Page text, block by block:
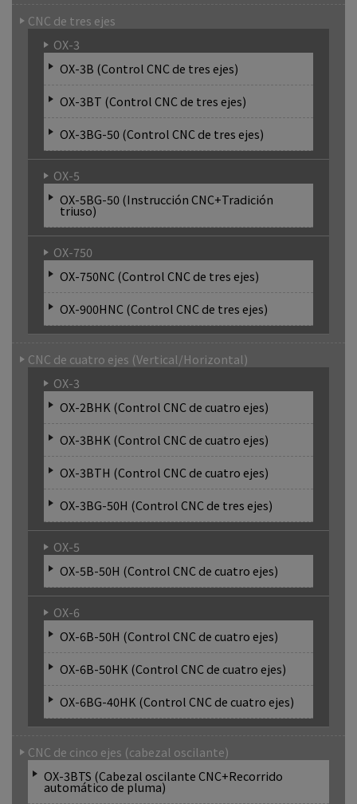
CNC de tres ejes
OX-3
OX-3B (Control CNC de tres ejes)
OX-3BT (Control CNC de tres ejes)
OX-3BG-50 (Control CNC de tres ejes)
OX-5
OX-5BG-50 (Instrucción CNC+Tradición
triuso)
OX-750
OX-750NC (Control CNC de tres ejes)
OX-900HNC (Control CNC de tres ejes)
CNC de cuatro ejes (Vertical/Horizontal)
OX-3
OX-2BHK (Control CNC de cuatro ejes)
OX-3BHK (Control CNC de cuatro ejes)
OX-3BTH (Control CNC de cuatro ejes)
OX-3BG-50H (Control CNC de tres ejes)
OX-5
OX-5B-50H (Control CNC de cuatro ejes)
OX-6
OX-6B-50H (Control CNC de cuatro ejes)
OX-6B-50HK (Control CNC de cuatro ejes)
OX-6BG-40HK (Control CNC de cuatro ejes)
CNC de cinco ejes (cabezal oscilante)
OX-3BTS (Cabezal oscilante CNC+Recorrido
automático de pluma)